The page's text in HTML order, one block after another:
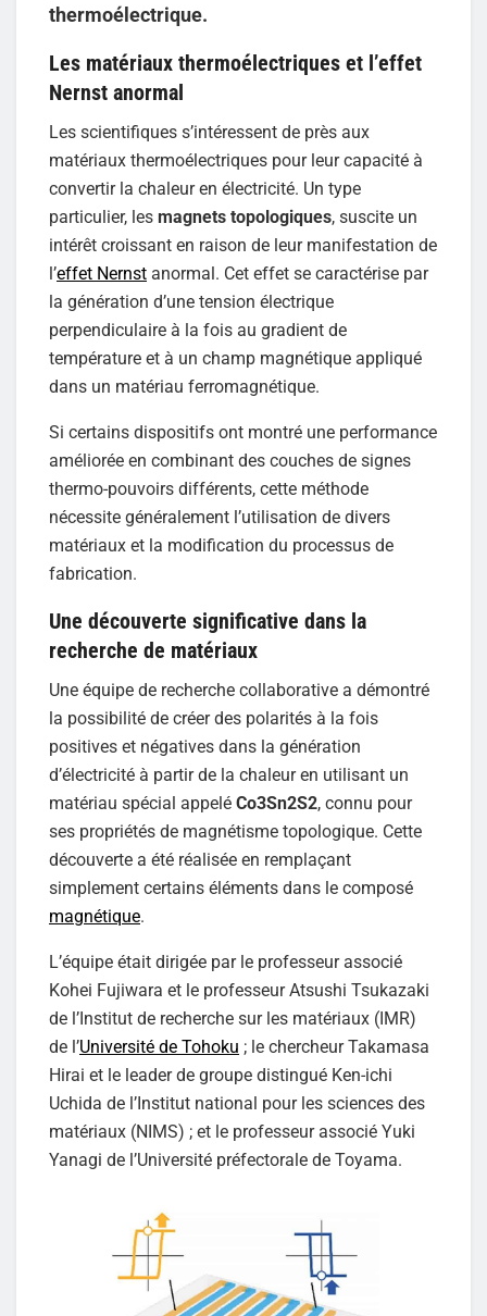
thermoélectrique.
Les matériaux thermoélectriques et l’effet
Nernst anormal
Les scientifiques s’intéressent de près aux
matériaux thermoélectriques pour leur capacité à
convertir la chaleur en électricité. Un type
particulier, les magnets topologiques, suscite un
intérêt croissant en raison de leur manifestation de
l’effet Nernst anormal. Cet effet se caractérise par
la génération d’une tension électrique
perpendiculaire à la fois au gradient de
température et à un champ magnétique appliqué
dans un matériau ferromagnétique.
Si certains dispositifs ont montré une performance
améliorée en combinant des couches de signes
thermo-pouvoirs différents, cette méthode
nécessite généralement l’utilisation de divers
matériaux et la modification du processus de
fabrication.
Une découverte significative dans la
recherche de matériaux
Une équipe de recherche collaborative a démontré
la possibilité de créer des polarités à la fois
positives et négatives dans la génération
d’électricité à partir de la chaleur en utilisant un
matériau spécial appelé Co3Sn2S2, connu pour
ses propriétés de magnétisme topologique. Cette
découverte a été réalisée en remplaçant
simplement certains éléments dans le composé
magnétique.
L’équipe était dirigée par le professeur associé
Kohei Fujiwara et le professeur Atsushi Tsukazaki
de l’Institut de recherche sur les matériaux (IMR)
de l’Université de Tohoku ; le chercheur Takamasa
Hirai et le leader de groupe distingué Ken-ichi
Uchida de l’Institut national pour les sciences des
matériaux (NIMS) ; et le professeur associé Yuki
Yanagi de l’Université préfectorale de Toyama.